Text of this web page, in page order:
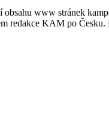
www stránek
redakce KAM po